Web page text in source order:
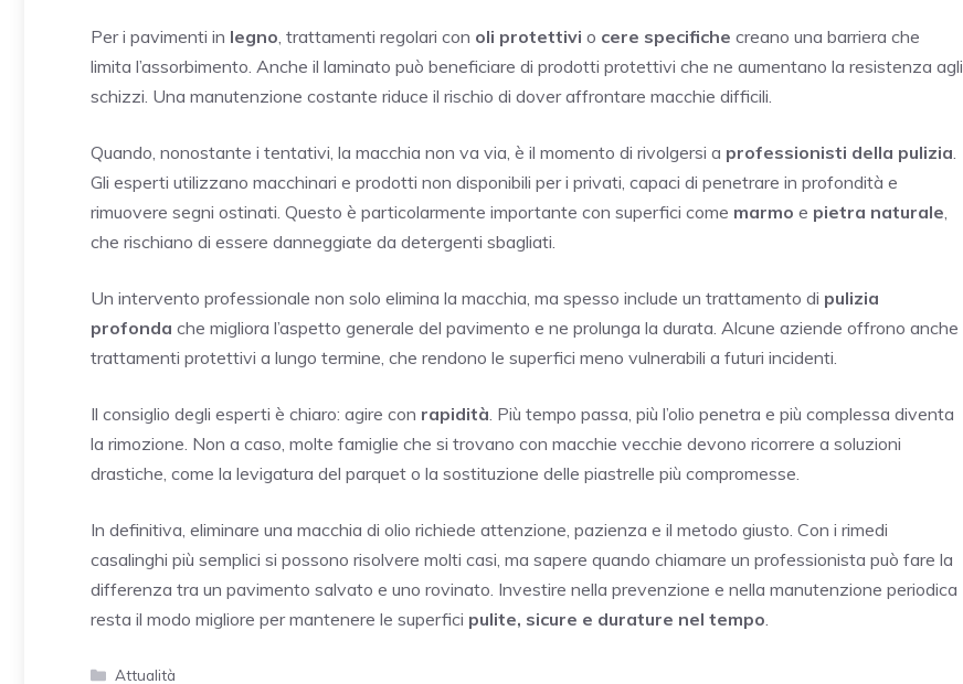
Per i pavimenti in legno , trattamenti regolari con oli protettivi o cere specifiche creano una barriera che
limita l’assorbimento. Anche il laminato può beneficiare di prodotti protettivi che ne aumentano la resistenza agli
schizzi. Una manutenzione costante riduce il rischio di dover affrontare macchie difficili.
Quando, nonostante i tentativi, la macchia non va via, è il momento di rivolgersi a professionisti della pulizia
Gli esperti utilizzano macchinari e prodotti non disponibili per i privati, capaci di penetrare in profondità e
rimuovere segni ostinati. Questo è particolarmente importante con superfici come marmo e pietra naturale
che rischiano di essere danneggiate da detergenti sbagliati.
Un intervento professionale non solo elimina la macchia, ma spesso include un trattamento di pulizia
profonda che migliora l’aspetto generale del pavimento e ne prolunga la durata. Alcune aziende offrono anche
trattamenti protettivi a lungo termine, che rendono le superfici meno vulnerabili a futuri incidenti.
Il consiglio degli esperti è chiaro: agire con rapidità . Più tempo passa, più l’olio penetra e più complessa diventa
la rimozione. Non a caso, molte famiglie che si trovano con macchie vecchie devono ricorrere a soluzioni
drastiche, come la levigatura del parquet o la sostituzione delle piastrelle più compromesse.
In definitiva, eliminare una macchia di olio richiede attenzione, pazienza e il metodo giusto. Con i rimedi
casalinghi più semplici si possono risolvere molti casi, ma sapere quando chiamare un professionista può fare la
differenza tra un pavimento salvato e uno rovinato. Investire nella prevenzione e nella manutenzione periodica
resta il modo migliore per mantenere le superfici pulite, sicure e durature nel tempo
Categorie
Attualità